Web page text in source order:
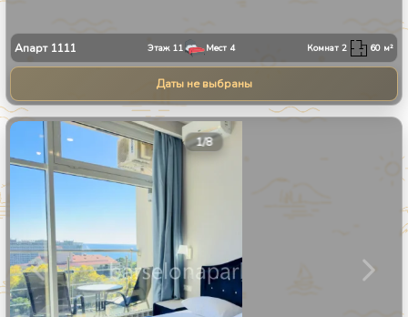
Апарт 1111 Этаж 11 Мест 4 Комнат2 60 м²
Даты не выбраны
1/8